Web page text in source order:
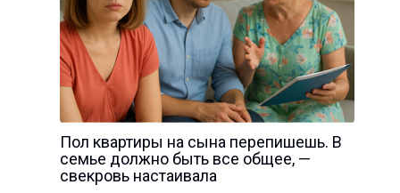
Пол квартиры на сына перепишешь. В
семье должно быть все общее, —
свекровь настаивала